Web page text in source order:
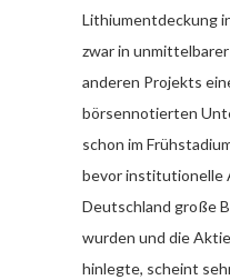
Lithiumentdeckung
zwar in
anderen Projekts
börsennotierten
schon im
bevor institutionelle
Deutschland große
wurden und die
hinlegte, scheint